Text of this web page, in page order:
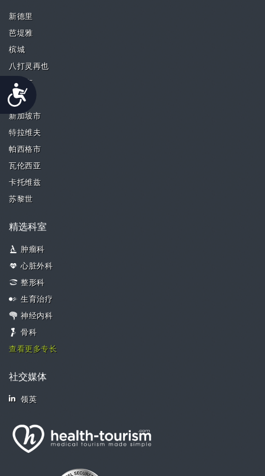
Accessibility
新德里
芭堤雅
槟城
八打灵再也
奎松市
首尔
新加坡市
特拉维夫
帕西格市
瓦伦西亚
卡托维兹
苏黎世
精选科室
肿瘤科
心脏外科
整形科
生育治疗
神经内科
骨科
查看更多专长
社交媒体
领英